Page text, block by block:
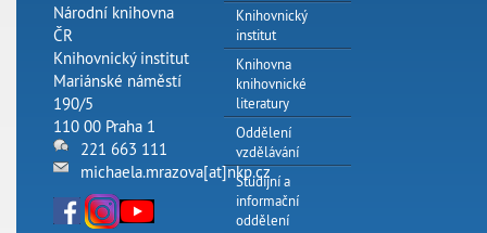
Národní knihovna
ČR
Knihovnický institut
Mariánské náměstí
190/5
110 00 Praha 1
221 663 111
michaela.mrazova[at]nkp.cz
Knihovnický
institut
Knihovna
knihovnické
literatury
Oddělení
vzdělávání
Studijní a
informační
oddělení